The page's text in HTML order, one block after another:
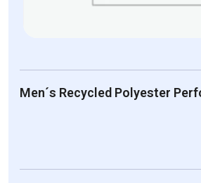
Men´s Recycled Polyester